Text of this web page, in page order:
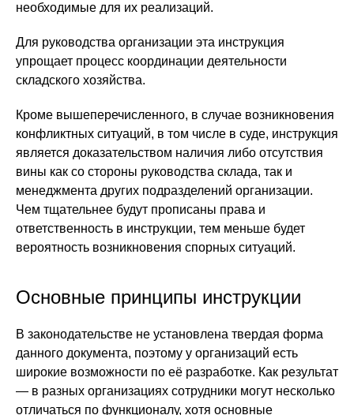
необходимые для их реализаций.
Для руководства организации эта инструкция
упрощает процесс координации деятельности
складского хозяйства.
Кроме вышеперечисленного, в случае возникновения
конфликтных ситуаций, в том числе в суде, инструкция
является доказательством наличия либо отсутствия
вины как со стороны руководства склада, так и
менеджмента других подразделений организации.
Чем тщательнее будут прописаны права и
ответственность в инструкции, тем меньше будет
вероятность возникновения спорных ситуаций.
Основные принципы инструкции
В законодательстве не установлена твердая форма
данного документа, поэтому у организаций есть
широкие возможности по её разработке. Как результат
— в разных организациях сотрудники могут несколько
отличаться по функционалу, хотя основные